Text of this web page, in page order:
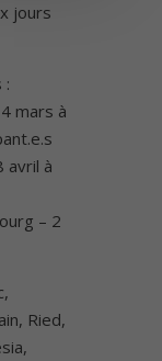
jours
:
mars à
avril à
– 2
Ried,